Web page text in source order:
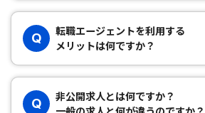
Q
転職エージェントを利用する
メリットは何ですか？
Q
非公開求人とは何ですか？